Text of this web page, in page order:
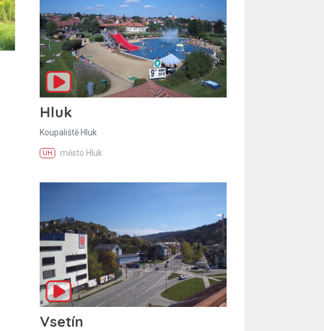
Hluk
Koupaliště Hluk
UH město Hluk
Vsetín